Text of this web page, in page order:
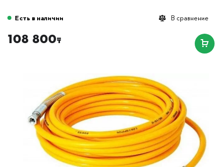
В сравнение
Есть в наличии
108 800₸